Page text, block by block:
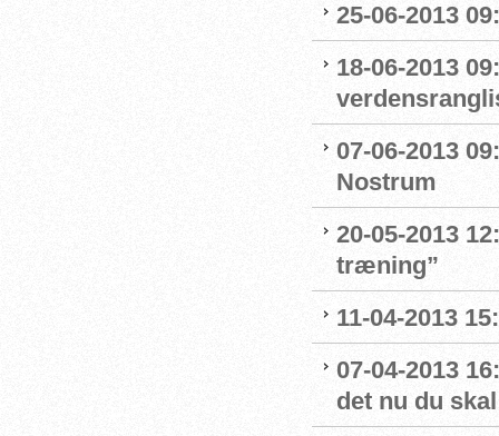
25-06-2013
18-06-2013
07-06-2013
Nostrum
20-05-2013
træning”
11-04-2013
07-04-2013
det nu du